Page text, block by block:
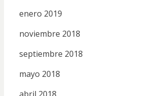
enero 2019
noviembre 2018
septiembre 2018
mayo 2018